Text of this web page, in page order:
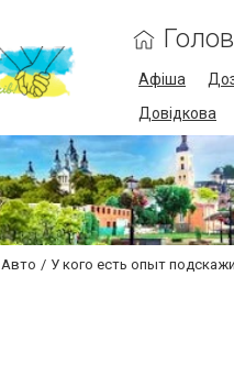
Афіша
Довідкова
Авто У кого есть опыт